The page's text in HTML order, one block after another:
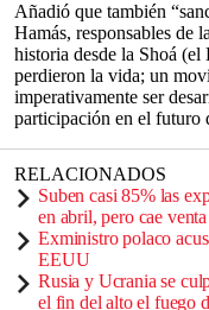
Añadió que también
Hamás, responsables de
historia desde la Shoá
perdieron la vida; un
imperativamente ser
participación en el futuro
RELACIONADOS
Suben casi 85% las
en abril, pero cae
Exministro polaco
EEUU
Rusia y Ucrania se
el fin del alto el fuego